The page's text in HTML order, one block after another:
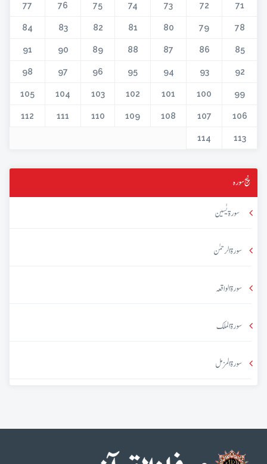
71
72
73
74
75
76
77
78
79
80
81
82
83
84
85
86
87
88
89
90
91
92
93
94
95
96
97
98
99
100
101
102
103
104
105
106
107
108
109
110
111
112
113
114
پنج سورہ
سورۃ یٰسین
سورۃ الرحمٰن
سورۃ الواقعہ
سورۃ الملک
سورۃ المزمل